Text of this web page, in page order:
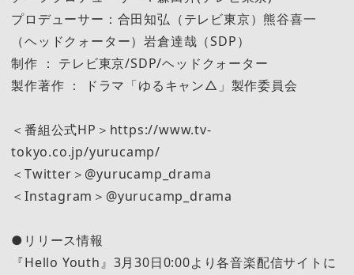
プロデューサー：合田知弘（テレビ東京）熊谷喜一
（ヘッドクォーター）岩倉達哉（SDP）
制作 ： テレビ東京/SDP/ヘッドクォーター
製作著作 ： ドラマ「ゆるキャン△」製作委員会
＜番組公式HP＞https://www.tv-
tokyo.co.jp/yurucamp/
＜Twitter＞@yurucamp_drama
＜Instagram＞@yurucamp_drama
●リリース情報
『Hello Youth』3月30日0:00より各音楽配信サイトに